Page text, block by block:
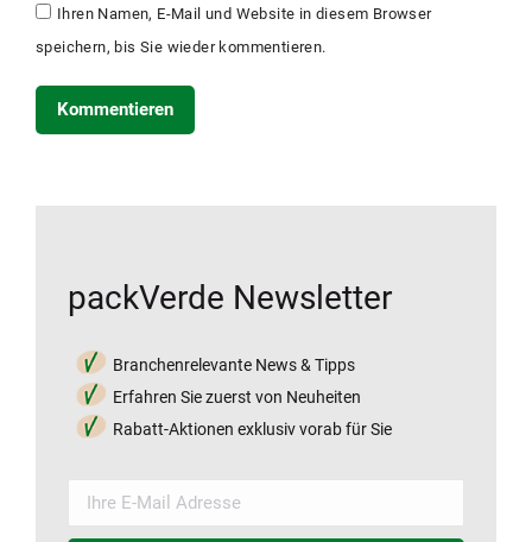
Ihren Namen, E-Mail und Website in diesem Browser
speichern, bis Sie wieder kommentieren.
Kommentieren
packVerde Newsletter
Branchenrelevante News & Tipps
Erfahren Sie zuerst von Neuheiten
Rabatt-Aktionen exklusiv vorab für Sie